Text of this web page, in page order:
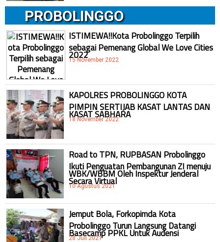
PROBOLINGGO
ISTIMEWA!!Kota Probolinggo Terpilih
sebagai Pemenang Global We Love Cities
2022
15 November 2022
KAPOLRES PROBOLINGGO KOTA
PIMPIN SERTIJAB KASAT LANTAS DAN
KASAT SABHARA
18 November 2022
Road to TPN, RUPBASAN Probolinggo
Ikuti Penguatan Pembangunan ZI menuju
WBK/WBBM Oleh Inspektur Jenderal
Secara Virtual
10 Agustus 2021
Jemput Bola, Forkopimda Kota
Probolinggo Turun Langsung Datangi
Basecamp PPKL Untuk Audensi
28 Juli 2021